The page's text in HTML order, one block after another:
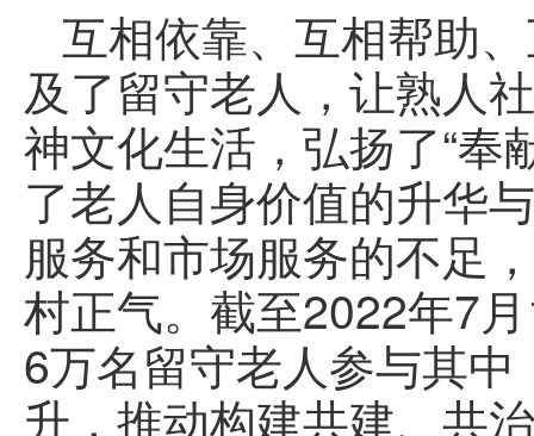
互相依靠、互相帮助
及了留守老人，让熟人
神文化生活，弘扬了“奉
了老人自身价值的升华
服务和市场服务的不足
村正气。截至2022年7
6万名留守老人参与其
升，推动构建共建、共